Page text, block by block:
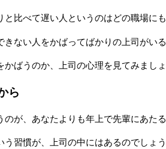
比べて遅い人というのはどの職場にも
きない人をかばってばかりの上司がい
ばうのか、上司の心理を見てみましょ
ら
のが、あなたよりも年上で先輩にあた
う習慣が、上司の中にはあるのでしょう